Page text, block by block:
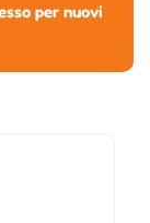
per nuovi